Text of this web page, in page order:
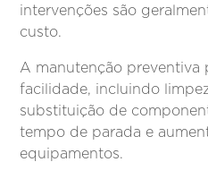
intervenções são
custo.
A manutenção preventiva
facilidade, incluindo
substituição de
tempo de parada e
equipamentos.